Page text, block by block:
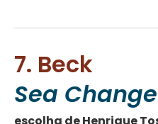
7. Beck
Sea